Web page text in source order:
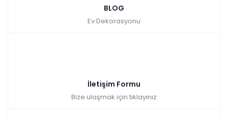
BLOG
Ev Dekorasyonu
İletişim Formu
Bize ulaşmak için tıklayınız